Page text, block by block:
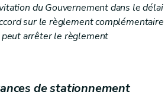
du Gouvernement dans le délai
sur le règlement complémentaire
arrêter le règlement
de stationnement